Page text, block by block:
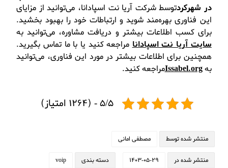
در شهرکردتوسط شرکت آریا نت اسپادانا، می‌توانید از مزایای
این فناوری بهره‌مند شوید و ارتباطات خود را بهبود بخشید.
برای کسب اطلاعات بیشتر و دریافت مشاوره، می‌توانید به
سایت آریا نت اسپادانامراجعه کنید یا با ما تماس بگیرید.
همچنین برای اطلاعات بیشتر در مورد این فناوری، می‌توانید
بهIssabel.orgمراجعه کنید.
5/5 - (1264 امتیاز)
منتشر شده توسط مصطفی امانی
منتشر شده در 1403-05-29 دسته بندی voip